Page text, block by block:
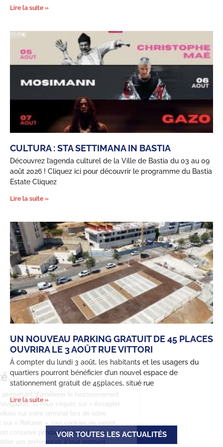
Confidentialité
Ce site utilise des cookies permettant d'améliorer le fonctionnement
grâce aux statistiques de navigation. Si vous cliquez sur « Accepter
», nous déposeront ces cookies sur votre terminal lors de votre
navigation. Si vous cliquez sur « Refuser », ces cookies ne seront
pas déposés. Votre choix est conservé pendant 6 mois et vous
pouvez être informé et modifier vos préférences à tout moment.
Lire la suite »
CULTURA : STA SETTIMANA IN BASTIA
Découvrez l’agenda culturel de la Ville de Bastia du 03 au 09
août 2026 ! Cliquez ici pour découvrir le programme du Bastia
Estate Cliquez
Lire la suite »
UN NOUVEAU PARKING GRATUIT DE 45 PLACES
OUVRIRA LE 3 AOÛT RUE VITTORI
À compter du lundi 3 août, les habitants et les usagers du
quartiers pourront bénéficier d’un nouvel espace de
stationnement gratuit de 45places, situé rue
Lire la suite »
VOIR TOUTES LES ACTUALITÉS